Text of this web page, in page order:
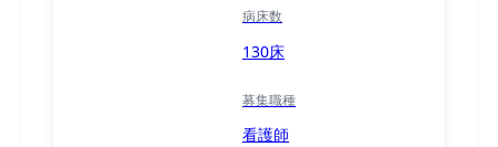
病床数
130床
募集職種
看護師